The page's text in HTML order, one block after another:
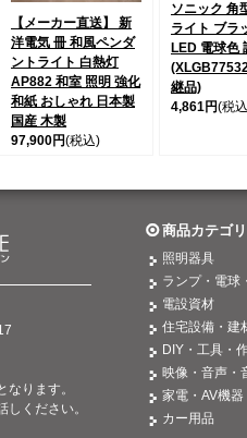
【メーカー直送】 新
洋電気 冊 和風ペンダ
ントライト 白熱灯
AP882 和室 照明 強化
和紙 おしゃれ 日本製
国産 木製
97,900円(税込)
ソニック 角
ライト ブラ
LED 電球色
継品)
4,861円(税
ります。
ください。
商品カテゴ
照明器具
ランプ・電球
電設資材
住宅設備・建
DIY・工具・
映像・音声・
家電・AV機器
カー用品